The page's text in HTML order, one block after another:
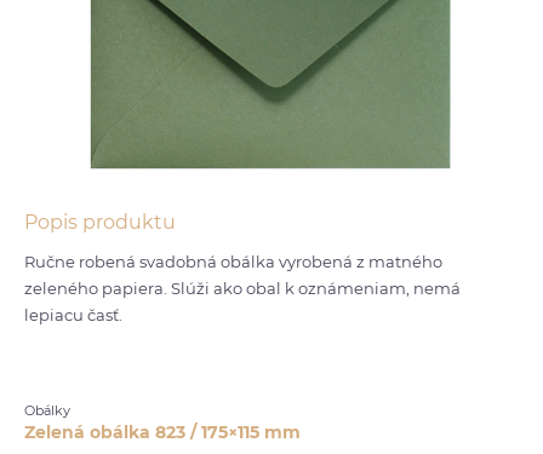
Popis produktu
Ručne robená svadobná obálka vyrobená z matného
zeleného papiera. Slúži ako obal k oznámeniam, nemá
lepiacu časť.
Obálky
Zelená obálka 823 / 175×115 mm